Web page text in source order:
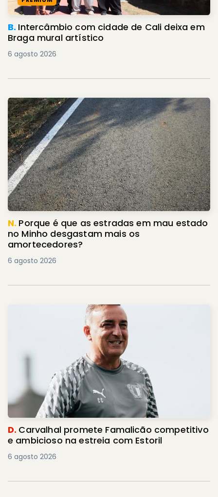
B. Intercâmbio com cidade de Cali deixa em
Braga mural artístico
6 agosto 2026
N. Porque é que as estradas em mau estado
no Minho desgastam mais os
amortecedores?
6 agosto 2026
D. Carvalhal promete Famalicão competitivo
e ambicioso na estreia com Estoril
6 agosto 2026